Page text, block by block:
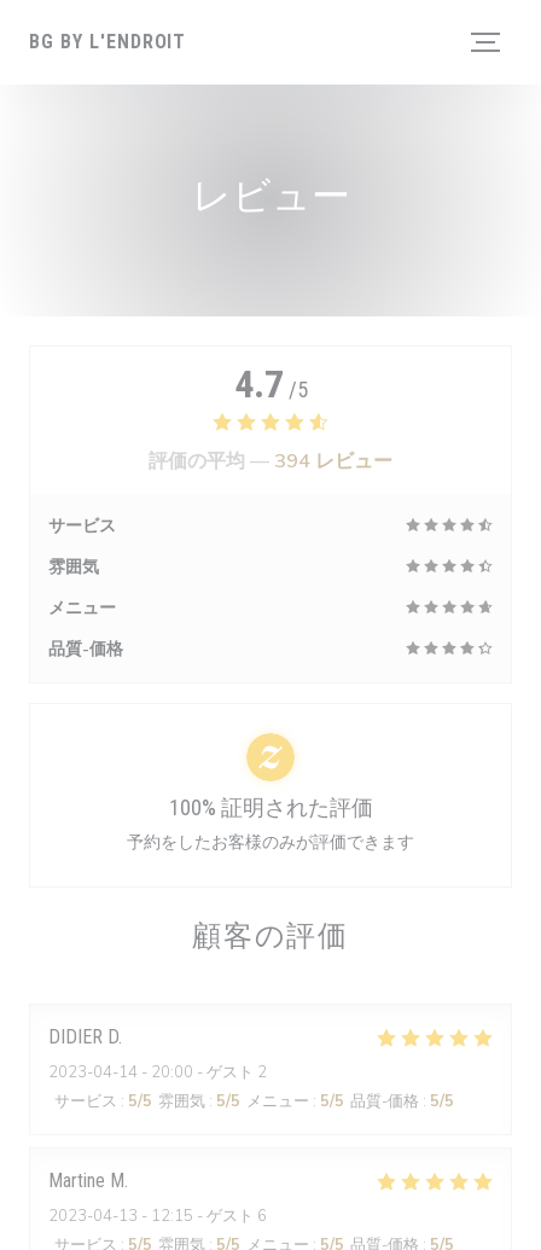
BG BY L'ENDROIT
レビュー
顧客の評価
DIDIER D
2023-04-14 - 20:00 - ゲスト 2
サービス : 5/5 雰囲気 : 5/5 メニュー : 5/5 品質-価格 : 5/5
Martine M
2023-04-13 - 12:15 - ゲスト 6
サービス : 5/5 雰囲気 : 5/5 メニュー : 5/5 品質-価格 : 5/5
4.7 /5
評価の平均 — 394 レビュー
サービス
雰囲気
メニュー
品質-価格
100% 証明された評価
予約をしたお客様のみが評価できます